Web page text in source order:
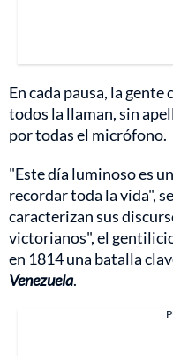
En cada pausa, la
todos la llaman, sin
por todas el micrófono.
"Este día luminoso es
recordar toda la vida",
caracterizan sus
victorianos", el
en 1814 una batalla
Venezuela.